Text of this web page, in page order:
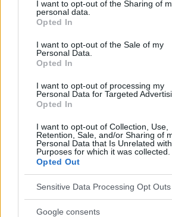
not limited to your visit or usage
grant or deny consent to Google and its
use your data for below specified
consent section.
I want to opt-out of the Sharing of
personal data.
Opted In
I want to opt-out of the Sale of my
Personal Data.
Opted In
I want to opt-out of processing my
Personal Data for Targeted
Opted In
I want to opt-out of Collection, Use,
Retention, Sale, and/or Sharing of
Personal Data that Is Unrelated
Purposes for which it was collected.
Opted Out
Sensitive Data Processing Opt Outs
Google consents
présence d'au moins deux
doit être :
une obstruction nasale
un écoulement nasal
catarrhe),
douleur faciale, distension faciale
diminution/perte de l'odorat